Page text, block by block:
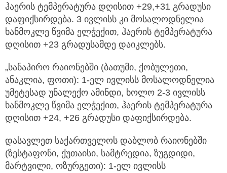
ჰაერის ტემპერატურა დღისით +29,+31 გრადუსი
დაფიქსირდება. 3 ივლისს კი მოსალოდნელია
ხანმოკლე წვიმა ელჭექით, ჰაერის ტემპერატურა
დღისით +23 გრადუსამდე დაიკლებს.
„სანაპირო რაიონებში (ბათუმი, ქობულეთი,
ანაკლია, ფოთი): 1-ელ ივლისს მოსალოდნელია
უმეტესად უნალექო ამინდი, ხოლო 2-3 ივლისს
ხანმოკლე წვიმა ელჭექით, ჰაერის ტემპერატურა
დღისით +24, +26 გრადუსი დაფიქსირდება.
დასავლეთ საქართველოს დაბლობ რაიონებში
(ზესტაფონი, ქუთაისი, სამტრედია, ზუგდიდი,
მარტვილი, ოზურგეთი): 1-ელ ივლისს